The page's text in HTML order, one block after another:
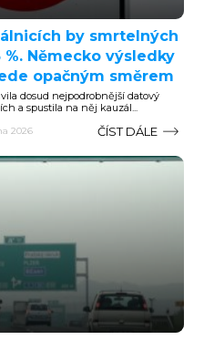
by smrtelných
Německo výsledky
opačným směrem
dosud nejpodrobnější datový
a spustila na něj kauzál...
2026 ČÍST DÁLE